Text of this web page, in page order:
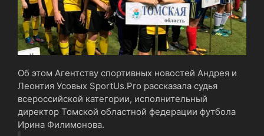
Об этом Агентству спортивных новостей Андрея и
Леонтия Усовых SportUs.Pro рассказала судья
всероссийской категории, исполнительный
директор Томской областной федерации футбола
Ирина Филимонова.